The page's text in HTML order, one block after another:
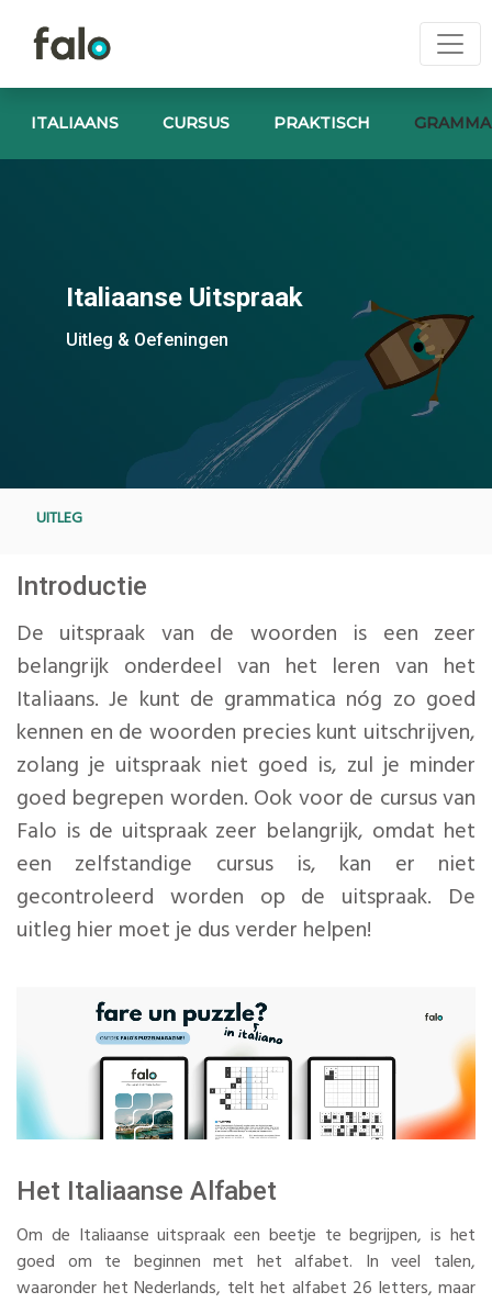
ITALIAANS CURSUS PRAKTISCH
Italiaanse Uitspraak
Uitleg & Oefeningen
UITLEG
Introductie
De uitspraak van de woorden is een zeer
belangrijk onderdeel van het leren van het
Italiaans. Je kunt de grammatica nóg zo goed
kennen en de woorden precies kunt uitschrijven,
zolang je uitspraak niet goed is, zul je minder
goed begrepen worden. Ook voor de cursus van
Falo is de uitspraak zeer belangrijk, omdat het
een zelfstandige cursus is, kan er niet
gecontroleerd worden op de uitspraak. De
uitleg hier moet je dus verder helpen!
Het Italiaanse Alfabet
Om de Italiaanse uitspraak een beetje te begrijpen, is het
goed om te beginnen met het alfabet. In veel talen,
waaronder het Nederlands, telt het alfabet 26 letters, maar